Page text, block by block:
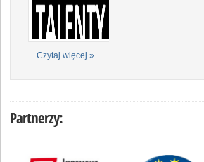
... Czytaj więcej »
Partnerzy: